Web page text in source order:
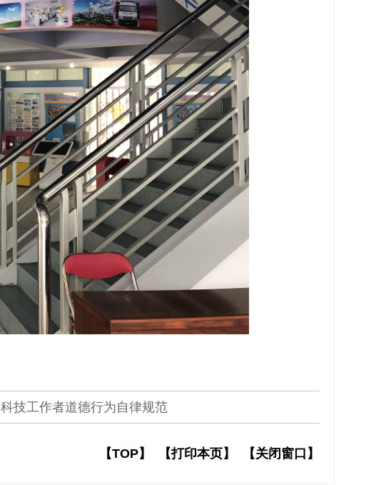
科技工作者道德行为自律规范
【TOP】 【打印本页】 【关闭窗口】